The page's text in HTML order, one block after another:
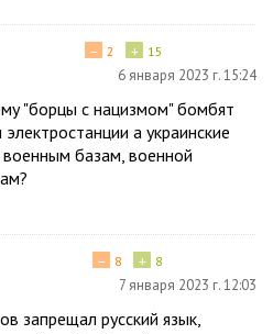
+ 15
− 2
6 января 2023 г. 15:24
"борцы с нацизмом" бомбят
а украинские
базам, военной
+ 8
− 8
7 января 2023 г. 12:03
запрещал русский язык,